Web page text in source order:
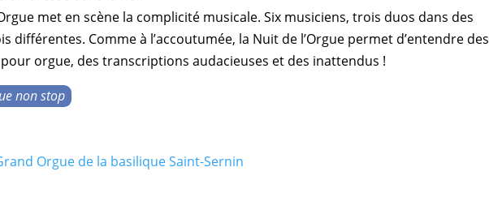
met en scène la complicité musicale. Six musiciens, trois duos dans des
différentes. Comme à l’accoutumée, la Nuit de l’Orguepermet d’entendre des
orgue, des transcriptions audacieuses et des inattendus !
non stop
Orgue de la basilique Saint-Sernin